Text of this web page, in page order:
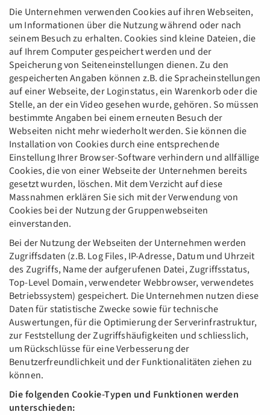
Die Unternehmen verwenden Cookies auf ihren Webseiten,
um Informationen über die Nutzung während oder nach
seinem Besuch zu erhalten. Cookies sind kleine Dateien, die
auf Ihrem Computer gespeichert werden und der
Speicherung von Seiteneinstellungen dienen. Zu den
gespeicherten Angaben können z.B. die Spracheinstellungen
auf einer Webseite, der Loginstatus, ein Warenkorb oder die
Stelle, an der ein Video gesehen wurde, gehören. So müssen
bestimmte Angaben bei einem erneuten Besuch der
Webseiten nicht mehr wiederholt werden. Sie können die
Installation von Cookies durch eine entsprechende
Einstellung Ihrer Browser-Software verhindern und allfällige
Cookies, die von einer Webseite der Unternehmen bereits
gesetzt wurden, löschen. Mit dem Verzicht auf diese
Massnahmen erklären Sie sich mit der Verwendung von
Cookies bei der Nutzung der Gruppenwebseiten
einverstanden.
Bei der Nutzung der Webseiten der Unternehmen werden
Zugriffsdaten (z.B. Log Files, IP-Adresse, Datum und Uhrzeit
des Zugriffs, Name der aufgerufenen Datei, Zugriffsstatus,
Top-Level Domain, verwendeter Webbrowser, verwendetes
Betriebssystem) gespeichert. Die Unternehmen nutzen diese
Daten für statistische Zwecke sowie für technische
Auswertungen, für die Optimierung der Serverinfrastruktur,
zur Feststellung der Zugriffshäufigkeiten und schliesslich,
um Rückschlüsse für eine Verbesserung der
Benutzerfreundlichkeit und der Funktionalitäten ziehen zu
können.
Die folgenden Cookie-Typen und Funktionen werden
unterschieden: